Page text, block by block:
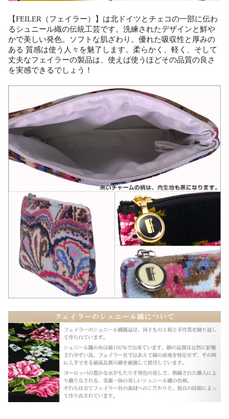
【FEILER（フェイラー）】は北ドイツとチェコの一部に伝わ
るシュニール織の伝統工芸です。洗練されたデザインと鮮や
かで美しい発色。ソフトな肌ざわり。優れた吸収性と厚みの
ある 質感は使う人々を魅了します。柔らかく、軽く、そして
丈夫なフェイラーの製品は、使えば使うほどその品質の良さ
を実感できるでしょう！